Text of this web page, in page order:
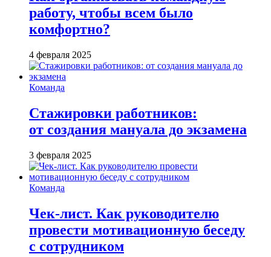
работу, чтобы всем было
комфортно?
4 февраля 2025
Команда
Стажировки работников:
от создания мануала до экзамена
3 февраля 2025
Команда
Чек-лист. Как руководителю
провести мотивационную беседу
с сотрудником